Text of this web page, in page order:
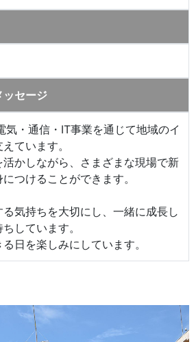
ッセージ
気・通信・IT事業を通じて地域のイ
ています。
かしながら、さまざまな現場で新
つけることができます。
気持ちを大切にし、一緒に成長し
しています。
日を楽しみにしています。